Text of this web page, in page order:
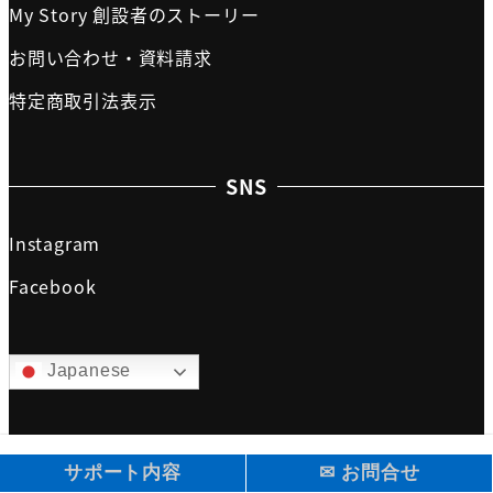
My Story 創設者のストーリー
お問い合わせ・資料請求
特定商取引法表示
SNS
Instagram
Facebook
Japanese
swissjapansupport@all rights reserved
サポート内容 ✉ お問合せ